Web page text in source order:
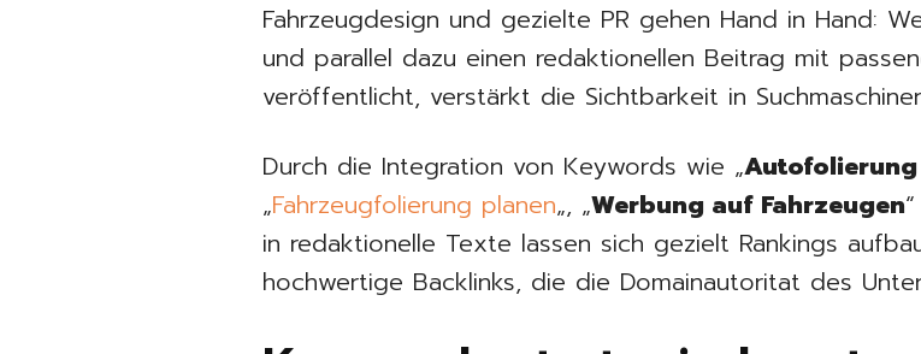
Fahrzeugdesign und gezielte PR gehen Hand in Hand:
und parallel dazu einen redaktionellen Beitrag mit
veröffentlicht, verstärkt die Sichtbarkeit in
Durch die Integration von Keywords wie „
„Fahrzeugfolierung planen„, „Werbung auf Fahrzeugen
in redaktionelle Texte lassen sich gezielt Rankings
hochwertige Backlinks, die die Domainautoritat des